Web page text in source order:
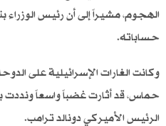
الهجوم، مشيراً إلى أن رئيس الوزراء
حساباته.
وكانت الغارات الإسرائيلية على
حماس، قد أثارت غضباً واسعاً ونددت
الرئيس الأميركي دونالد ترامب.